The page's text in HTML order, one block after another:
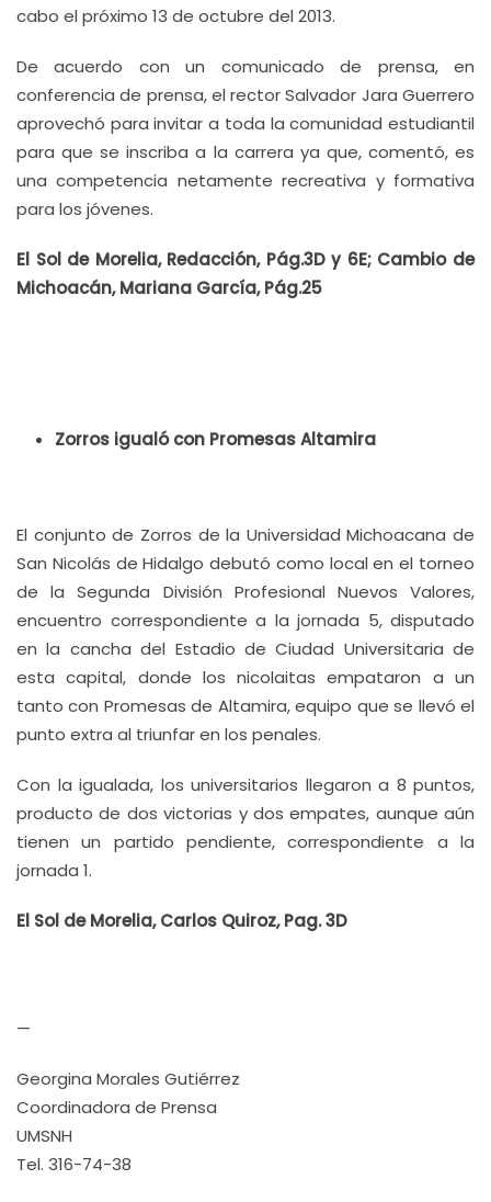
cabo el próximo 13 de octubre del 2013.
De acuerdo con un comunicado de prensa, en
conferencia de prensa, el rector Salvador Jara Guerrero
aprovechó para invitar a toda la comunidad estudiantil
para que se inscriba a la carrera ya que, comentó, es
una competencia netamente recreativa y formativa
para los jóvenes.
El Sol de Morelia, Redacción, Pág.3D y 6E; Cambio de
Michoacán, Mariana García, Pág.25
Zorros igualó con Promesas Altamira
El conjunto de Zorros de la Universidad Michoacana de
San Nicolás de Hidalgo debutó como local en el torneo
de la Segunda División Profesional Nuevos Valores,
encuentro correspondiente a la jornada 5, disputado
en la cancha del Estadio de Ciudad Universitaria de
esta capital, donde los nicolaitas empataron a un
tanto con Promesas de Altamira, equipo que se llevó el
punto extra al triunfar en los penales.
Con la igualada, los universitarios llegaron a 8 puntos,
producto de dos victorias y dos empates, aunque aún
tienen un partido pendiente, correspondiente a la
jornada 1.
El Sol de Morelia, Carlos Quiroz, Pag. 3D
—
Georgina Morales Gutiérrez
Coordinadora de Prensa
UMSNH
Tel. 316-74-38